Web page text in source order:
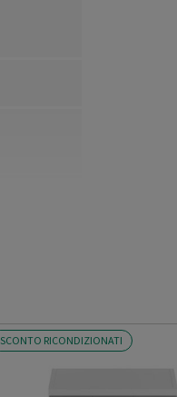
SCONTO RICONDIZIONATI